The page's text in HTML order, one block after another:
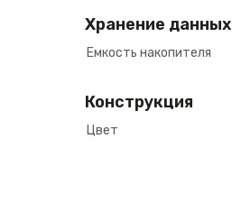
Хранение данных
Емкость накопителя
Конструкция
Цвет